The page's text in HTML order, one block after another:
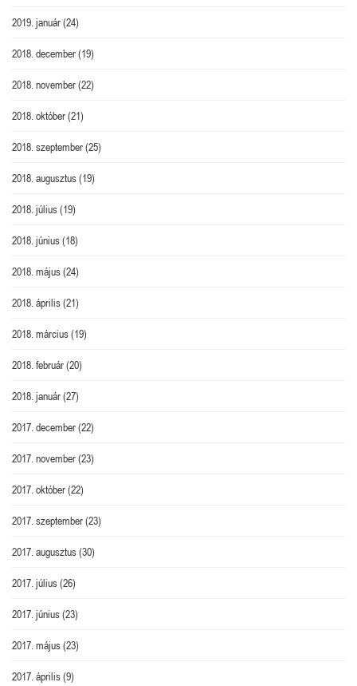
2019. január(24)
2018. december(19)
2018. november(22)
2018. október(21)
2018. szeptember(25)
2018. augusztus(19)
2018. július(19)
2018. június(18)
2018. május(24)
2018. április(21)
2018. március(19)
2018. február(20)
2018. január(27)
2017. december(22)
2017. november(23)
2017. október(22)
2017. szeptember(23)
2017. augusztus(30)
2017. július(26)
2017. június(23)
2017. május(23)
2017. április(9)